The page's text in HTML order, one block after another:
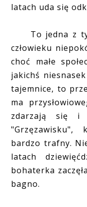
latach uda się
To jedna z
człowieku
choć małe
jakichś
tajemnice, to
ma
zdarzają się
bardzo trafny.
latach
bohaterka
bagno.